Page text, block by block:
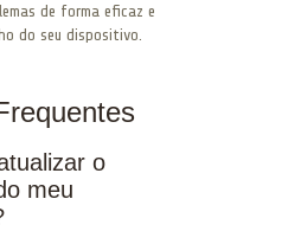
de forma eficaz e
do seu dispositivo.
o
meu